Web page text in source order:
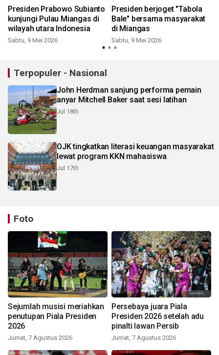
Presiden Prabowo Subianto
kunjungi Pulau Miangas di
wilayah utara Indonesia
Sabtu, 9 Mei 2026
Presiden berjoget "Tabola
Bale" bersama masyarakat
di Miangas
Sabtu, 9 Mei 2026
Terpopuler - Nasional
John Herdman sanjung performa pemain
anyar Mitchell Baker saat sesi latihan
Jul 18th
OJK tingkatkan literasi keuangan masyarakat
lewat program KKN mahasiswa
Jul 17th
Foto
Sejumlah musisi meriahkan
penutupan Piala Presiden
2026
Jumat, 7 Agustus 2026
Persebaya juara Piala
Presiden 2026 setelah adu
pinalti lawan Persib
Jumat, 7 Agustus 2026